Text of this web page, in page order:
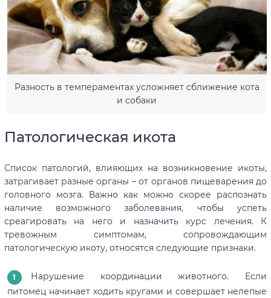
Разность в темпераментах усложняет сближение кота
и собаки
Патологическая икота
Список патологий, влияющих на возникновение икоты,
затрагивает разные органы – от органов пищеварения до
головного мозга. Важно как можно скорее распознать
наличие возможного заболевания, чтобы успеть
среагировать на него и назначить курс лечения. К
тревожным симптомам, сопровождающим
патологическую икоту, относятся следующие признаки.
Нарушение координации животного. Если
питомец начинает ходить кругами и совершает нелепые